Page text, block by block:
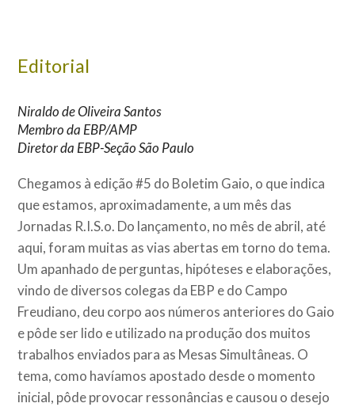
Editorial
Niraldo de Oliveira Santos
Membro da EBP/AMP
Diretor da EBP-Seção São Paulo
Chegamos à edição #5 do Boletim Gaio, o que indica
que estamos, aproximadamente, a um mês das
Jornadas R.I.S.o. Do lançamento, no mês de abril, até
aqui, foram muitas as vias abertas em torno do tema.
Um apanhado de perguntas, hipóteses e elaborações,
vindo de diversos colegas da EBP e do Campo
Freudiano, deu corpo aos números anteriores do Gaio
e pôde ser lido e utilizado na produção dos muitos
trabalhos enviados para as Mesas Simultâneas. O
tema, como havíamos apostado desde o momento
inicial, pôde provocar ressonâncias e causou o desejo